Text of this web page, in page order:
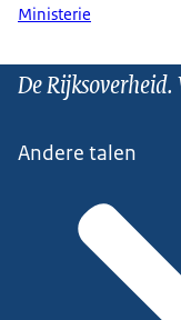
Ministerie
De
Andere talen